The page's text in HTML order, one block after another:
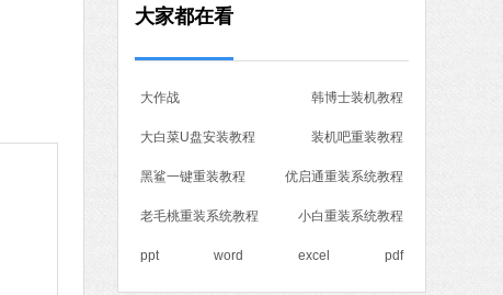
大家都在看
大作战 韩博士装机教程
大白菜U盘安装教程 装机吧重装教程
黑鲨一键重装教程 优启通重装系统教程
老毛桃重装系统教程 小白重装系统教程
ppt word excel pdf